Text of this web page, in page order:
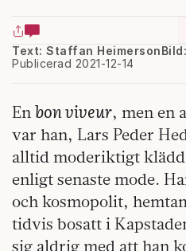
Text: Staffan Heimerson
Publicerad 2021-12-14
Enbon viveur, men en
var han, Lars Peder
alltid moderiktigt
enligt senaste mode.
och kosmopolit,
tidvis bosatt i
sig aldrig med att han